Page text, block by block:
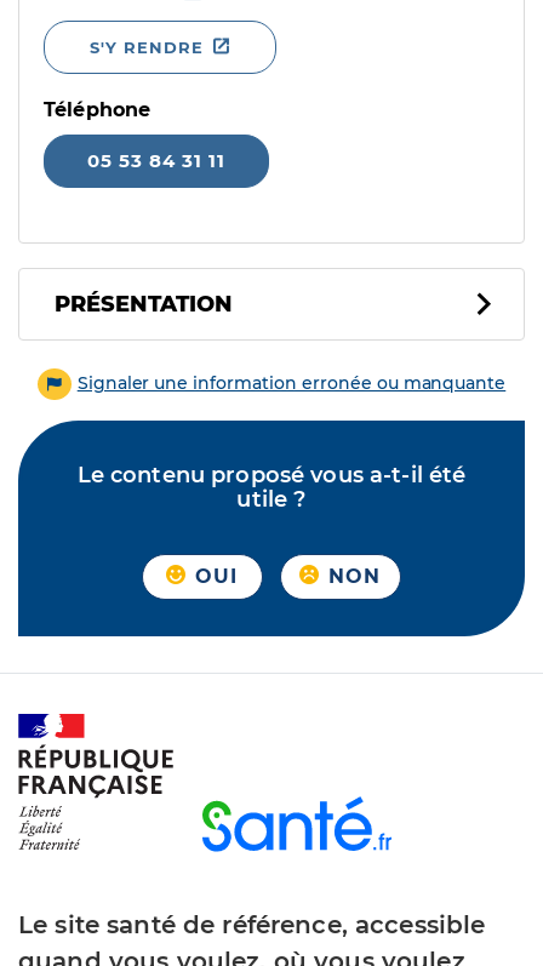
S'Y RENDRE
Téléphone
05 53 84 31 11
PRÉSENTATION
Signaler une information erronée ou manquante
Le contenu proposé vous a-t-il été
utile ?
OUI NON
Le site santé de référence, accessible